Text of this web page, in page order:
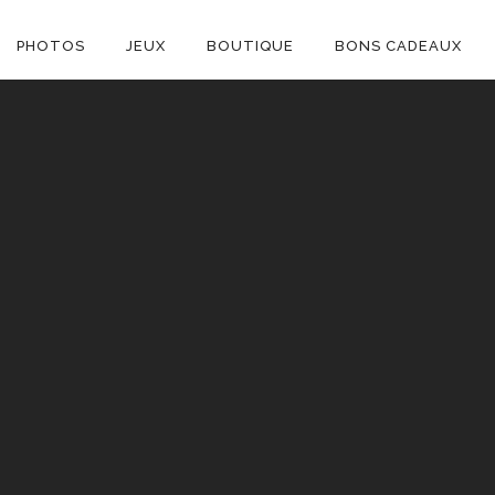
PHOTOS JEUX BOUTIQUE BONS CADEAUX